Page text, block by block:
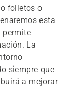
folletos o
esta
permite
La
siempre que
a mejorar